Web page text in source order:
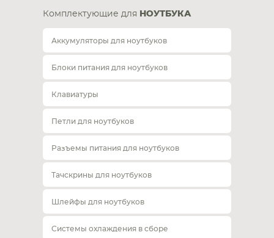
Комплектующие для НОУТБУКА
Аккумуляторы для ноутбуков
Блоки питания для ноутбуков
Клавиатуры
Петли для ноутбуков
Разъемы питания для ноутбуков
Тачскрины для ноутбуков
Шлейфы для ноутбуков
Системы охлаждения в сборе